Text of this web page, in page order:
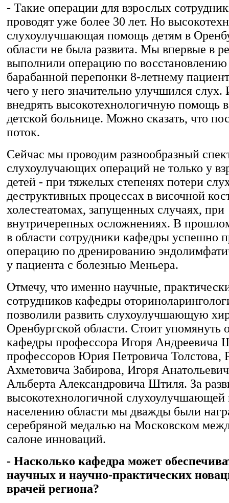
- Такие операции для взрослых
проводят уже более 30 лет. Но
слухоулучшающая помощь детям в
области не была развита. Мы впервые в
выполнили операцию по восстановлению
барабанной перепонки 8-летнему
чего у него значительно улучшился слух.
внедрять высокотехнологичную помощь
детской больнице. Можно сказать, что
поток.
Сейчас мы проводим разнообразный
слухоулучающих операций не только у
детей - при тяжелых степенях потери
деструктивных процессах в височной
холестеатомах, запущенных случаях, при
внутричерепных осложнениях. В
в области сотрудники кафедры успешно
операцию по дренированию
у пациента с болезнью Меньера.
Отмечу, что именно научные,
сотрудников кафедры
позволили развить слухоулучшающую
Оренбургской области. Стоит упомянуть
кафедры профессора Игоря Андреевича
профессоров Юрия Петровича Толстова,
Ахметовича Забирова, Игоря
Альберта Александровича Штиля. За
высокотехнологичной
населению области мы дважды были
серебряной медалью на Московском
салоне инноваций.
- Насколько кафедра может
научных и научно-практических
врачей региона?